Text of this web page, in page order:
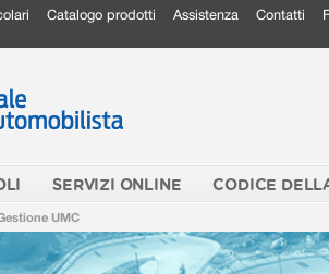
Catalogo prodotti Assistenza Contatti
SERVIZI ONLINE CODICE
UMC